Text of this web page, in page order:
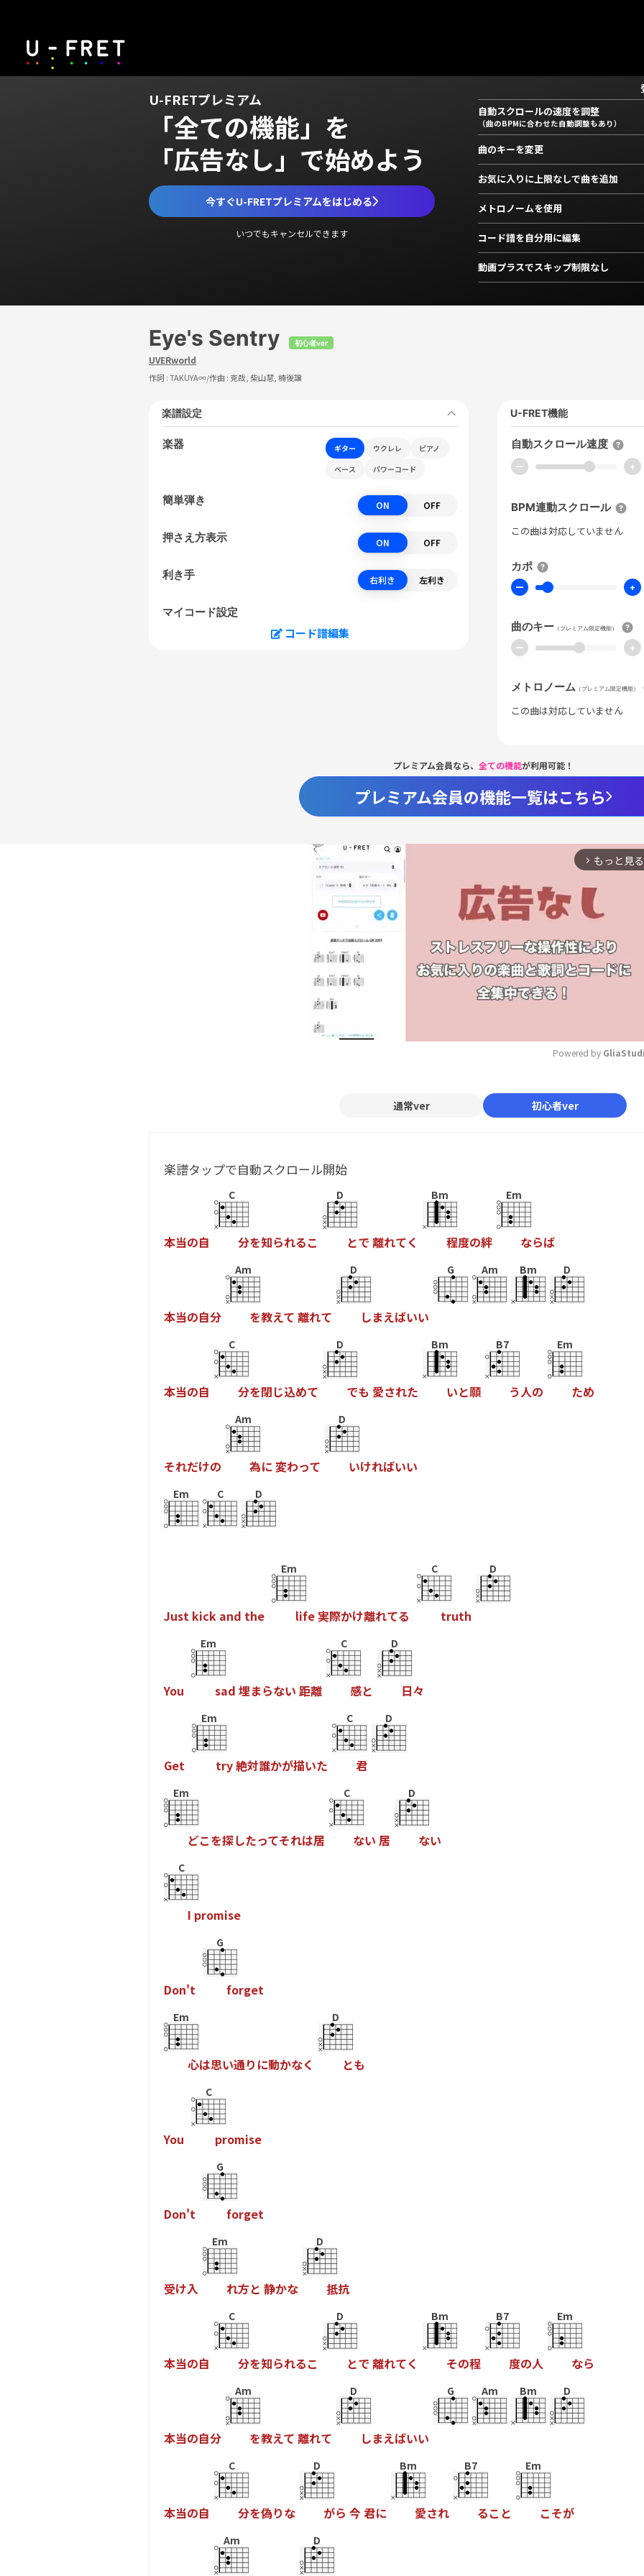
U-FRETプレミアム
「全ての機能」を
「広告なし」で始めよう
今すぐU-FRETプレミアムをはじめる
いつでもキャンセルできます
自動スクロールの速度を調整
（曲のBPMに合わせた自動調整もあり）
曲のキーを変更
お気に入りに上限なしで曲を追加
メトロノームを使用
コード譜を自分用に編集
動画プラスでスキップ制限なし
Eye's Sentry 初心者ver
UVERworld
作詞 :TAKUYA∞/作曲 :克哉, 柴山慧, 楠後譲
楽譜設定
楽器 ギター ウクレレ
ピアノ
ベース
パワーコード
簡単弾き ON OFF
押さえ方表示 ON OFF
利き手 右利き 左利き
マイコード設定
コード譜編集
U-FRET機能
自動スクロール速度
ー +
BPM連動スクロール
この曲は対応していません
カポ
ー +
曲のキー （プレミアム限定機能）
ー +
メトロノーム （プレミアム限定機能）
この曲は対応していません
プレミアム会員なら、 全ての機能が利用可能！
プレミアム会員の機能一覧はこちら
arrow_forward_ios もっと見る
Mute
Powered by
通常ver 初心者ver
楽譜タップで自動スクロール開始
本当の自
C
分を知られるこ
D
とで 離れてく
Bm
程度の絆
Em
ならば
本当の自分
Am
を教えて 離れて
D
しまえばいい
G Am Bm D
本当の自
C
分を閉じ込めて
D
でも 愛された
Bm
いと願
B7
う人の
Em
ため
それだけの
Am
為に変わって
D
いければいい
Em C D
Just kick and the
Em
life 実際かけ離れてる
C
truth
D
You
Em
sad 埋まらない 距離
C
感と
D
日々
Get
Em
try絶対誰かが描いた
C
君
D
Em
どこを探したってそれは居
C
ない 居
D
ない
C
I promise
Don't
G
forget
Em
心は思い通り に動かなく
D
とも
You
C
promise
Don't
G
forget
受け入
Em
れ方と 静かな
D
抵抗
本当の自
C
分を知られるこ
D
とで 離れてく
Bm
その程
B7
度の人
Em
なら
本当の自分
Am
を教えて 離れて
D
しまえばいい
G Am Bm D
本当の自
C
分を偽りな
D
がら 今 君に
Bm
愛され
B7
るこ と
Em
こそが
Am D